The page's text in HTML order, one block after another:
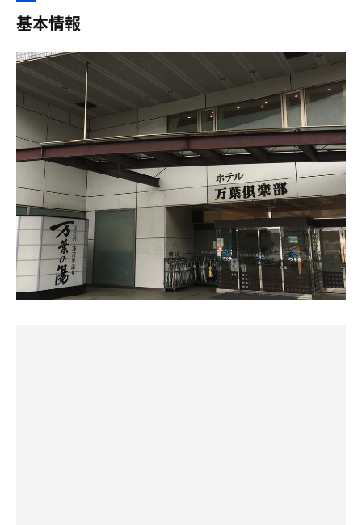
右側すぐにメインサウナ🔥
奥へ進むと水風呂🚰内湯
洗い場、露天風呂
そして水風呂横には
黄土サウナ60℃低温・遠赤🧖‍♂️
まずはしっかり体を清めてから🌟
水風呂は15℃❄️
適温で気持ちいい🤗
そしてメインサウナへ🧖‍♂️
入口横には サウナマット＆氷が常備🧊
この時点で期待値上がる‼️
サ室は
なんだか知り合いに会った気持ちで謎の安心感😌
だけどもだっけーどぉー。よく考えて😌。
竜泉寺の湯みなみ野のサ室はキャパ30人😌。
はだまんのサ室は16人😌。
半分しかないこの狭いサ室で
あれと同じオートロウリュをやるのかい？
そうか。
まじか😌。(心を決める)
……そりゃー熱いよ笑
あったりめぇに熱いに決まってるよぅ🐰笑
うっわーぁ……
へぇ〜そうなんだぁ…へへ。
4段目には行かずに2、3段目を🔥💦
今日の3段目は、いつもの4段目の体感🔥💦😅
16:00、17:30、19:00は、山賊はるきさんのイベントにフ
ル参加させていただきました🪭
2段目〜4段目での案内💁‍♀️
16:00は、優しいはるきさんらしさのんびり回。
華麗なタオル捌きも優しく。
3段目で完走👍
17:30は、少しハードに、、
2段目で途中退室？😁
最後の仰ぎは刺さる寸前😱
もうひと仰ぎされていたらOUT！でした。
基本情報